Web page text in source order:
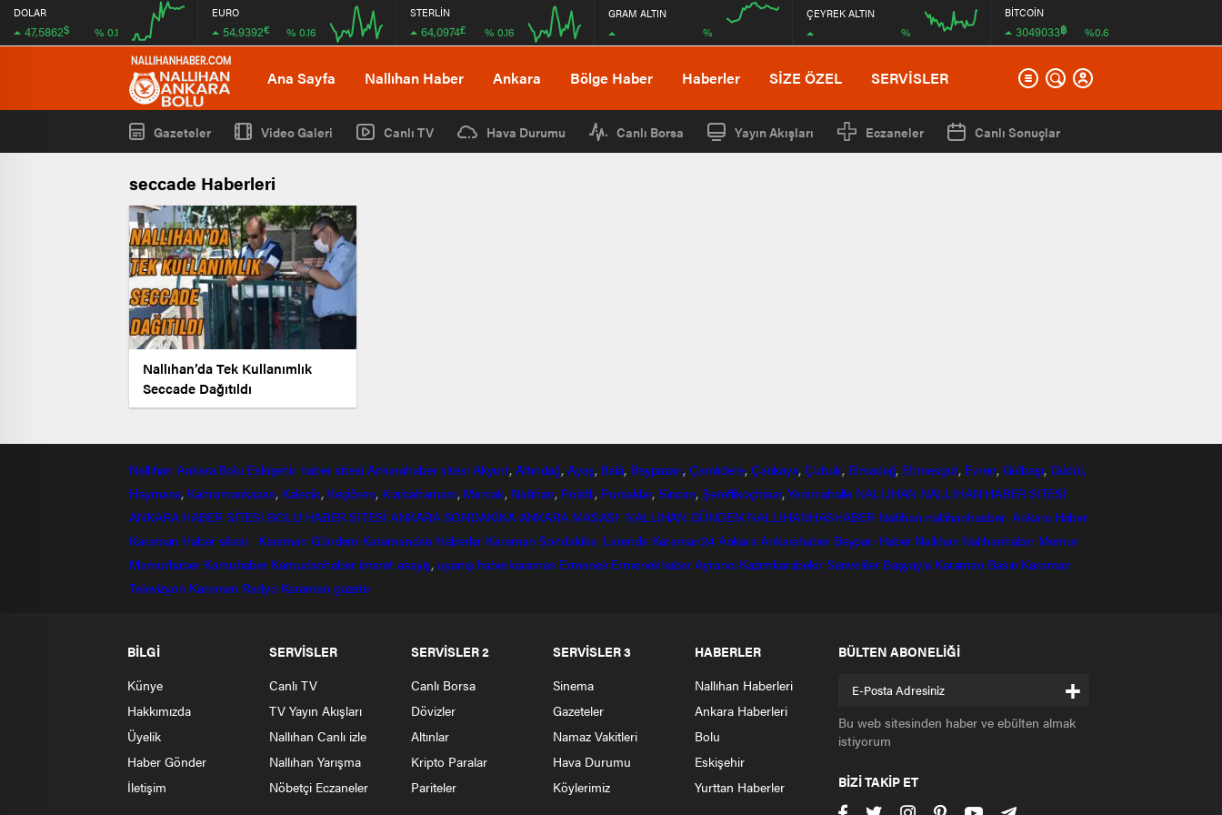
DOLAR
47,5862$ % 0.1
08:00
EURO
54,9392€ % 0.16
STERLİN
64,0974£ % 0.16
GRAM ALTIN
%
ÇEYREK ALTIN
%
BİTCOİN
3049033฿ %0.6
Ana Sayfa Nallıhan Haber Ankara Bölge Haber Haberler SİZE ÖZEL SERVİSLER
Gazeteler Video Galeri Canlı TV Hava Durumu Canlı Borsa Yayın Akışları Eczaneler Canlı Sonuçlar
seccade Haberleri
Nallıhan’da Tek Kullanımlık
Seccade Dağıtıldı
Nallıhan Ankara Bolu Eskişehir haber sitesi Ankarahabersitesi Akyurt,Altındağ,Ayaş, Balâ, Beypazarı, Çamlıdere, Çankaya, Çubuk, Elmadağ, Etimesgut, Evren, Gölbaşı, Güdül,
Haymana, Kahramankazan, Kalecik, Keçiören, Kızılcahamam, Mamak, Nallıhan, Polatlı, Pursaklar, Sincan, Şereflikoçhisar,Yenimahalle NALLIHAN NALLIHAN HABER SİTESİ
ANKARA HABER SİTESİ BOLU HABER SİTESİ ANKARA SONDAKİKA ANKARA MASASI NALLIHAN GÜNDEM NALLIHANHASHABER Nallihan nallihanhasber Ankara Haber
Karaman Haber sitesi
Karaman Gündem Karamandan Haberler Karaman Sondakika Larende Karaman24 Ankara Ankarahaber Beyparı Haber Nallıhan Nalıhanhaber Memur
Memurhaber Kamuhaber Kamudanhaber imaret asayiş, uyanış haberkaraman Ermenek Ermenekhaber Ayrancı Kazımkarabekir Sarıveliler Başyayla Karaman Basın Karaman
Televizyon Karaman Radyo Karaman gazete
BİLGİ
Künye
Hakkımızda
Üyelik
Haber Gönder
İletişim
SERVİSLER
Canlı TV
TV Yayın Akışları
Nallıhan Canlı izle
Nallıhan Yarışma
Nöbetçi Eczaneler
SERVİSLER 2
Canlı Borsa
Dövizler
Altınlar
Kripto Paralar
Pariteler
SERVİSLER 3
Sinema
Gazeteler
Namaz Vakitleri
Hava Durumu
Köylerimiz
HABERLER
Nallıhan Haberleri
Ankara Haberleri
Bolu
Eskişehir
Yurttan Haberler
BÜLTEN ABONELİĞİ
+
Bu web sitesinden haber ve ebülten almak
istiyorum
BİZİ TAKİP ET